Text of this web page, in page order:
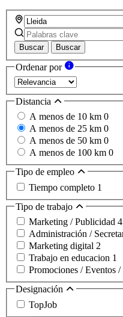
Buscar Buscar
Ordenar por
Distancia
A menos de 10 km 0
A menos de 25 km 0
A menos de 50 km 0
A menos de 100 km 0
Tipo de empleo
Tiempo completo 1
Tipo de trabajo
Marketing / Publicidad 4
Administración /
Marketing digital 2
Trabajo en educacion 1
Promociones / Eventos /
Designación
TopJob